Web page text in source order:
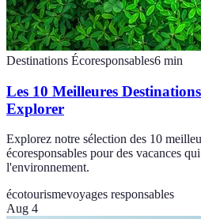
Destinations Écoresponsables6 min
Les 10 Meilleures
Explorer
Explorez notre sélection des 10
écoresponsables pour des vacances
l'environnement.
écotourismevoyages responsables
Aug 4